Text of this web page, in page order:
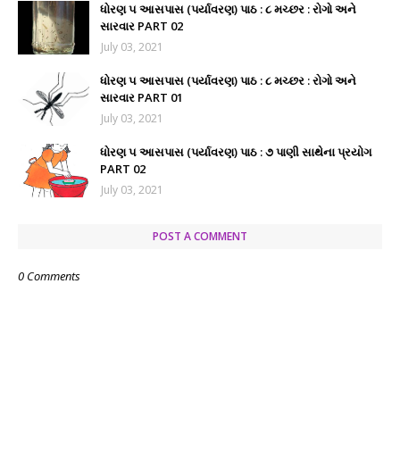
ધોરણ ૫ આસપાસ (પર્યાવરણ) પાઠ : ૮ મચ્છર : રોગો અને
સારવાર PART 02
July 03, 2021
ધોરણ ૫ આસપાસ (પર્યાવરણ) પાઠ : ૮ મચ્છર : રોગો અને
સારવાર PART 01
July 03, 2021
ધોરણ ૫ આસપાસ (પર્યાવરણ) પાઠ : ૭ પાણી સાથેના પ્રયોગ
PART 02
July 03, 2021
POST A COMMENT
0 Comments